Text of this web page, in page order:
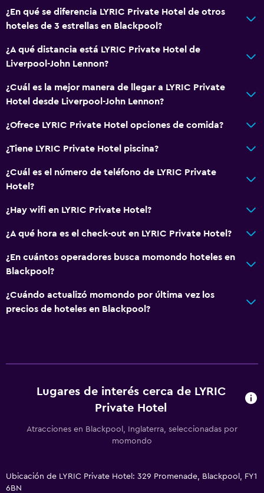
¿En qué se diferencia LYRIC Private Hotel de otros
hoteles de 3 estrellas en Blackpool?
¿A qué distancia está LYRIC Private Hotel de
Liverpool-John Lennon?
¿Cuál es la mejor manera de llegar a LYRIC Private
Hotel desde Liverpool-John Lennon?
¿Ofrece LYRIC Private Hotel opciones de comida?
¿Tiene LYRIC Private Hotel piscina?
¿Cuál es el número de teléfono de LYRIC Private
Hotel?
¿Hay wifi en LYRIC Private Hotel?
¿A qué hora es el check-out en LYRIC Private Hotel?
¿En cuántos operadores busca momondo hoteles en
Blackpool?
¿Cuándo actualizó momondo por última vez los
precios de hoteles en Blackpool?
Lugares de interés cerca de LYRIC
Private Hotel
Atracciones en Blackpool, Inglaterra, seleccionadas por
momondo
Ubicación de LYRIC Private Hotel: 329 Promenade, Blackpool, FY1
6BN